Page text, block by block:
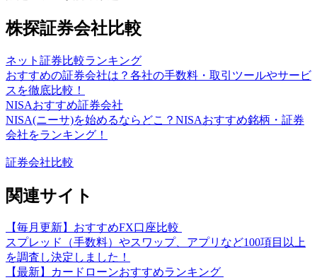
株探証券会社比較
ネット証券比較ランキング
おすすめの証券会社は？各社の手数料・取引ツールやサービ
スを徹底比較！
NISAおすすめ証券会社
NISA(ニーサ)を始めるならどこ？NISAおすすめ銘柄・証券
会社をランキング！
証券会社比較
関連サイト
【毎月更新】おすすめFX口座比較
スプレッド（手数料）やスワップ、アプリなど100項目以上
を調査し決定しました！
【最新】カードローンおすすめランキング